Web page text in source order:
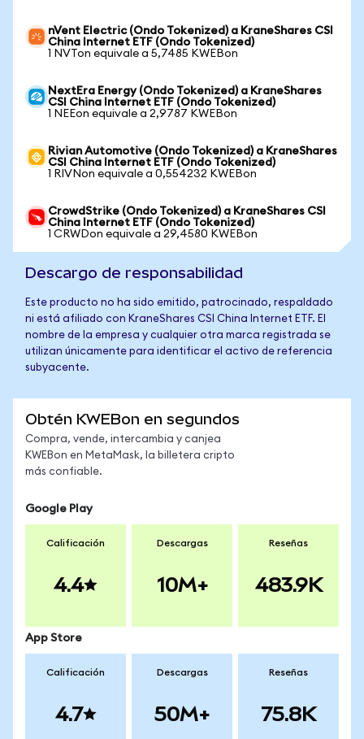
nVent Electric (Ondo Tokenized) a KraneShares CSI
China Internet ETF (Ondo Tokenized)
1 NVTon equivale a 5,7485 KWEBon
NextEra Energy (Ondo Tokenized) a KraneShares
CSI China Internet ETF (Ondo Tokenized)
1 NEEon equivale a 2,9787 KWEBon
Rivian Automotive (Ondo Tokenized) a KraneShares
CSI China Internet ETF (Ondo Tokenized)
1 RIVNon equivale a 0,554232 KWEBon
CrowdStrike (Ondo Tokenized) a KraneShares CSI
China Internet ETF (Ondo Tokenized)
1 CRWDon equivale a 29,4580 KWEBon
Descargo de responsabilidad
Este producto no ha sido emitido, patrocinado, respaldado
ni está afiliado con KraneShares CSI China Internet ETF. El
nombre de la empresa y cualquier otra marca registrada se
utilizan únicamente para identificar el activo de referencia
subyacente.
Obtén KWEBon en segundos
Compra, vende, intercambia y canjea
KWEBon en MetaMask, la billetera cripto
más confiable.
Google Play
Calificación
4.4
Descargas
10M+
Reseñas
483.9K
App Store
Calificación
4.7
Descargas
50M+
Reseñas
75.8K